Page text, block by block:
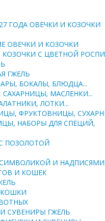
ГОДА ОВЕЧКИ И КОЗОЧКИ
ОВЕЧКИ И КОЗОЧКИ
КОЗОЧКИ С ЦВЕТНОЙ
ГЖЕЛЬ
БОКАЛЫ, БЛЮДЦА...
МАСЛЕНКИ...
ЛОТКИ...
ФРУКТОВНИЦЫ,
НАБОРЫ ДЛЯ СПЕЦИЙ,
ПОЗОЛОТОЙ
И НАДПИСЯМИ
И КОШЕК
СУВЕНИРЫ ГЖЕЛЬ